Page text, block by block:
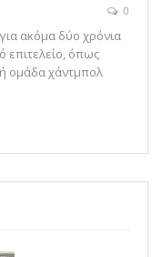
0
ακόμα δύο χρόνια
επιτελείο, όπως
ομάδα χάντμπολ